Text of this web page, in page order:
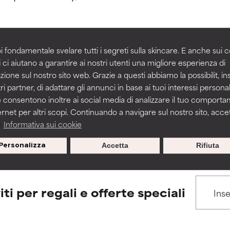
fondamentale svelare tutti i segreti sulla skincare. E anche sui
ci aiutano a garantire ai nostri utenti una migliore esperienza di
sul nostro sito web. Grazie a questi abbiamo la possibilit,
partner, di adattare gli annunci in base ai tuoi interessi
consentono inoltre ai social media di analizzare il tuo
per altri scopi. Continuando a navigare sul nostro sito,
Informativa sui cookie
Rifiuta
Accetta
BACK TO SEARCH
to assess ingredients in this dictionary. Regulations
irritante, ma può presentare problemi per come appare
problemi di altro tipo che ne limitano l'utilità.
Il rischio aumenta se combinato con altri ingredienti
infiammazioni, secchezza, ecc. Può offrire benefici solo
che fa più male che bene.
irritante, ma può presentare problemi per come appare
problemi di altro tipo che ne limitano l'utilità.
Il rischio aumenta se combinato con altri ingredienti
infiammazioni, secchezza, ecc. Può offrire benefici solo
che fa più male che bene.
per regali e offerte speciali